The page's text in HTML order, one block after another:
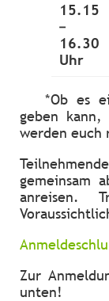
15.15
–
16.30
Uhr
*Ob es
geben
werden
gemeinsam
anreisen.
Zur
unten!